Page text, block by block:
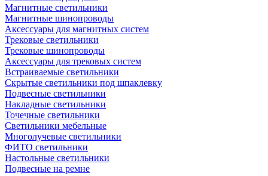
Магнитные светильники
Магнитные шинопроводы
Аксессуары для магнитных систем
Трековые светильники
Трековые шинопроводы
Аксессуары для трековых систем
Встраиваемые светильники
Скрытые светильники под шпаклевку
Подвесные светильники
Накладные светильники
Точечные светильники
Светильники мебельные
Многолучевые светильники
ФИТО светильники
Настольные светильники
Подвесные на ремне